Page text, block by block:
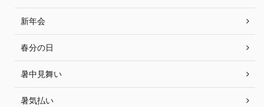
新年会
春分の日
暑中見舞い
暑気払い